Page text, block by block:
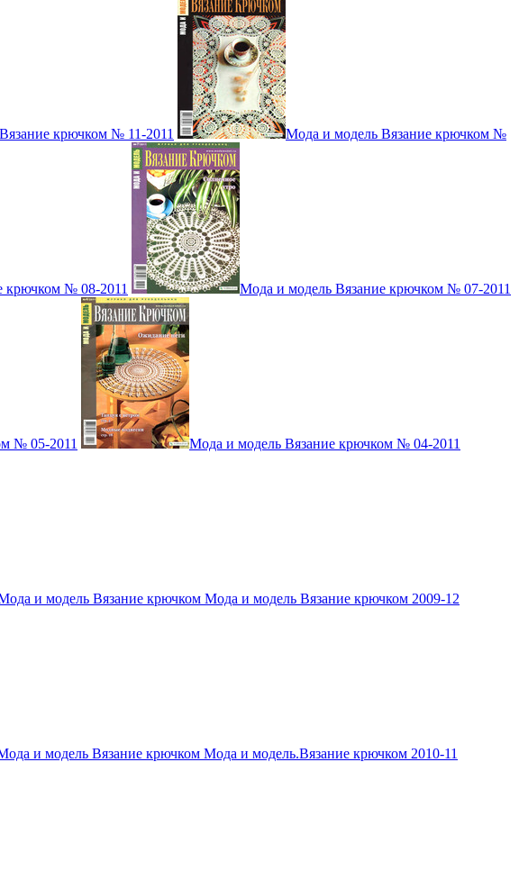
крючком № 11-2011 Мода и модель Вязание крючком №
крючком № 08-2011 Мода и модель Вязание крючком № 07-2011
№ 05-2011 Мода и модель Вязание крючком № 04-2011
и модель Вязание крючком Мода и модель Вязание крючком 2009-12
и модель Вязание крючком Мода и модель.Вязание крючком 2010-11